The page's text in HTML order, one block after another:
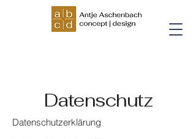
Datenschutz
Datenschutz­erklärung